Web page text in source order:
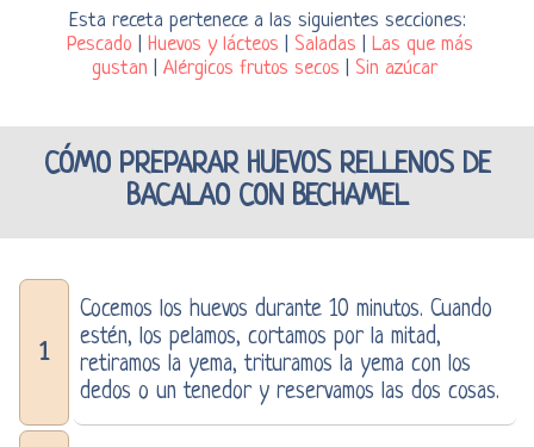
Esta receta pertenece a las siguientes secciones:
Pescado
Huevos y lácteos Saladas
Las que más
gustan
Alérgicos frutos secos Sin azúcar
CÓMO PREPARAR HUEVOS RELLENOS DE
BACALAO CON BECHAMEL
1
Cocemos los huevos durante 10 minutos. Cuando
estén, los pelamos, cortamos por la mitad,
retiramos la yema, trituramos la yema con los
dedos o un tenedor y reservamos las dos cosas.